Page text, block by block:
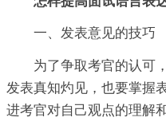
一、发表意见的技巧
为了争取考官的认可
发表真知灼见，也要掌握
进考官对自己观点的理解